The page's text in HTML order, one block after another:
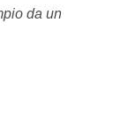
da un